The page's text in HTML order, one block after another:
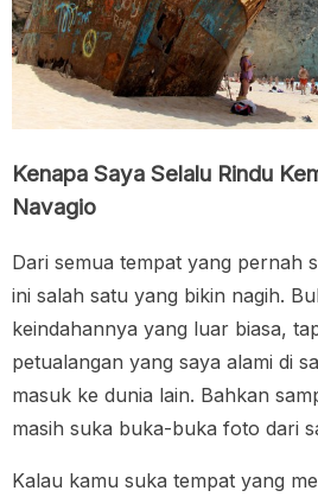
Kenapa Saya Selalu Rindu
Navagio
Dari semua tempat yang pernah
ini salah satu yang bikin nagih.
keindahannya yang luar biasa,
petualangan yang saya alami di
masuk ke dunia lain. Bahkan
masih suka buka-buka foto dari
Kalau kamu suka tempat yang